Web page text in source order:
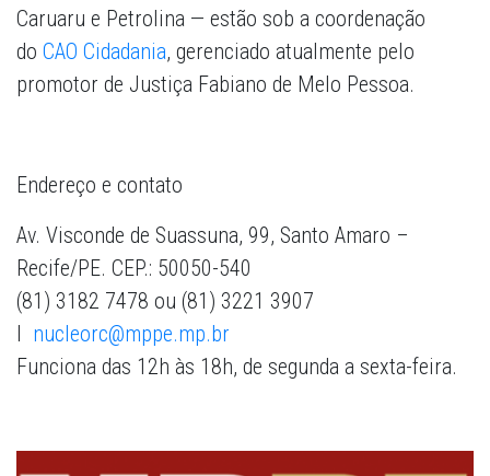
Caruaru e Petrolina — estão sob a coordenação
do CAO Cidadania, gerenciado atualmente pelo
promotor de Justiça Fabiano de Melo Pessoa.
Endereço e contato
Av. Visconde de Suassuna, 99, Santo Amaro –
Recife/PE. CEP.: 50050-540
(81) 3182 7478 ou (81) 3221 3907
l nucleorc@mppe.mp.br
Funciona das 12h às 18h, de segunda a sexta-feira.